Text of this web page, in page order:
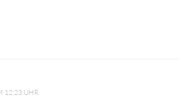
12:23 UHR